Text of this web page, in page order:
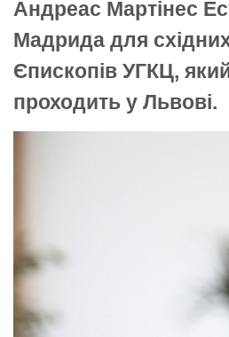
Андреас Мартінес
Мадрида для
Єпископів УГКЦ,
проходить у Львові.